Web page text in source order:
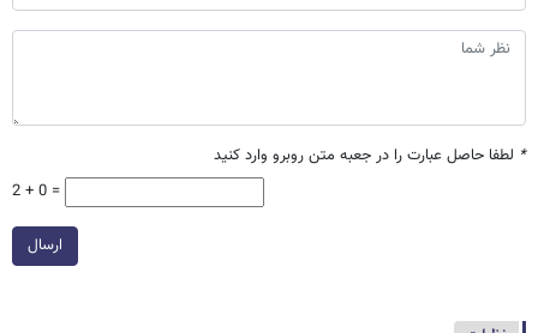
* لطفا حاصل عبارت را در جعبه متن روبرو وارد کنید
2 + 0 =
ارسال